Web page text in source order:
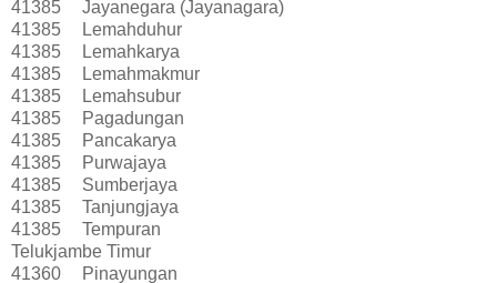
41385
Jayanegara (Jayanagara)
41385
Lemahduhur
41385
Lemahkarya
41385
Lemahmakmur
41385
Lemahsubur
41385
Pagadungan
41385
Pancakarya
41385
Purwajaya
41385
Sumberjaya
41385
Tanjungjaya
41385
Tempuran
Telukjambe Timur
41360
Pinayungan